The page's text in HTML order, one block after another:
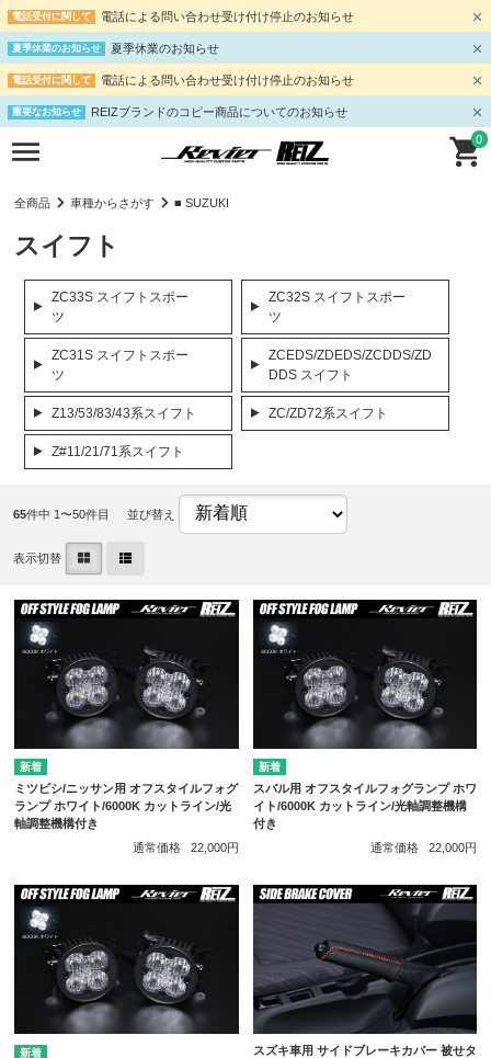
電話受付に関して 電話による問い合わせ受け付け停止のお知らせ
夏季休業のお知らせ 夏季休業のお知らせ
電話受付に関して 電話による問い合わせ受け付け停止のお知らせ
重要なお知らせ REIZブランドのコピー商品についてのお知らせ
0
全商品 車種からさがす ■ SUZUKI
スイフト
ZC33S スイフトスポー
ツ
ZC32S スイフトスポー
ツ
ZC31S スイフトスポー
ツ
ZCEDS/ZDEDS/ZCDDS/ZD
DDS スイフト
Z13/53/83/43系スイフト ZC/ZD72系スイフト
Z#11/21/71系スイフト
65件中 1〜50件目 並び替え
表示切替
ミツビシ/ニッサン用 オフスタイルフォグ
ランプ ホワイト/6000K カットライン/光
軸調整機構付き
通常価格
22,000円
スバル用 オフスタイルフォグランプ ホワ
イト/6000K カットライン/光軸調整機構
付き
通常価格
22,000円
スズキ車用 サイドブレーキカバー 被せタ